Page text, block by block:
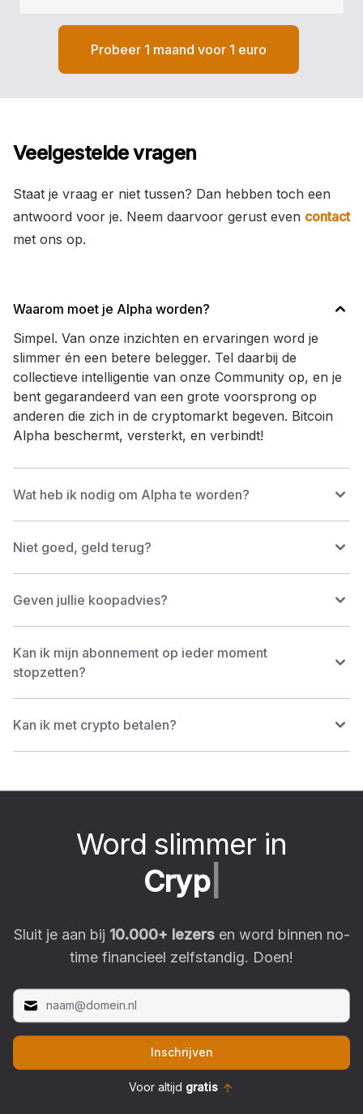
Probeer 1 maand voor 1 euro
Veelgestelde vragen
Staat je vraag er niet tussen? Dan hebben toch een
antwoord voor je. Neem daarvoor gerust even contact
met ons op.
Waarom moet je Alpha worden?
Simpel. Van onze inzichten en ervaringen word je
slimmer én een betere belegger. Tel daarbij de
collectieve intelligentie van onze Community op, en je
bent gegarandeerd van een grote voorsprong op
anderen die zich in de cryptomarkt begeven. Bitcoin
Alpha beschermt, versterkt, en verbindt!
Wat heb ik nodig om Alpha te worden?
Niet goed, geld terug?
Geven jullie koopadvies?
Kan ik mijn abonnement op ieder moment
stopzetten?
Kan ik met crypto betalen?
Word slimmer in
Crypto
Sluit je aan bij 10.000+ lezersen word binnen no-
time financieel zelfstandig. Doen!
Inschrijven
Voor altijd gratis